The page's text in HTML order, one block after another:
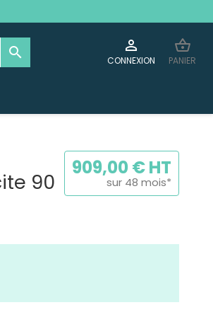
search 
CONNEXION
shopping_basket
PANIER
90
909,00 € HT
sur 48 mois*